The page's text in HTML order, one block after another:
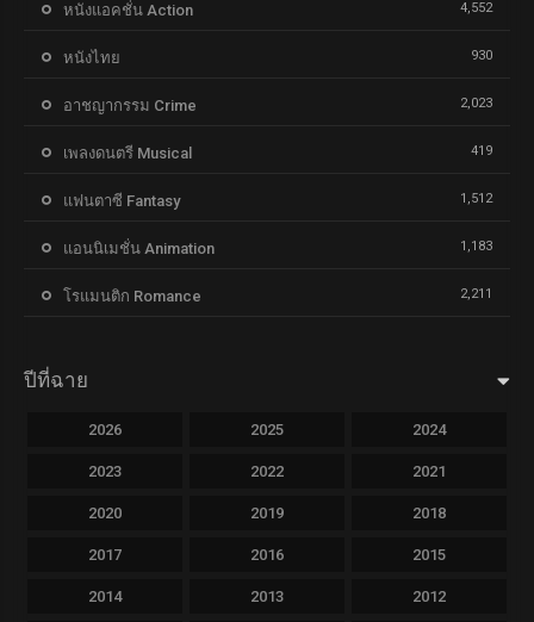
หนังแอคชั่น Action 4,552
หนังไทย 930
อาชญากรรม Crime 2,023
เพลงดนตรี Musical 419
แฟนตาซี Fantasy 1,512
แอนนิเมชั่น Animation 1,183
โรแมนติก Romance 2,211
ปีที่ฉาย
2026 2025 2024
2023 2022 2021
2020 2019 2018
2017 2016 2015
2014 2013 2012